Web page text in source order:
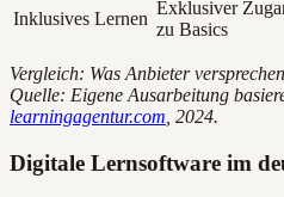
Inklusives Lernen
Exklusiver
zu Basics
Vergleich: Was Anbieter
Quelle: Eigene Ausarbeitung
learningagentur.com , 2024.
Digitale Lernsoftware im